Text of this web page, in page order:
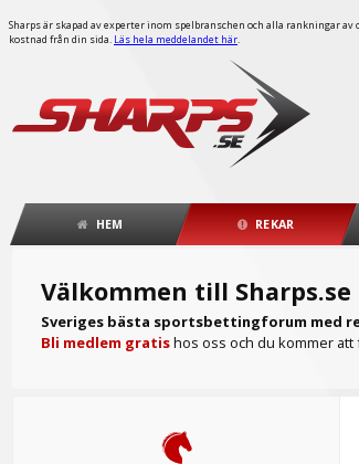
Sharps är skapad av experter inom spelbranschen och alla rankningar
kostnad från din sida. Läs hela meddelandet här.
HEM REKAR
Välkommen till Sharps.se
Sveriges bästa sportsbettingforum med
Bli medlem gratishos oss och du kommer att